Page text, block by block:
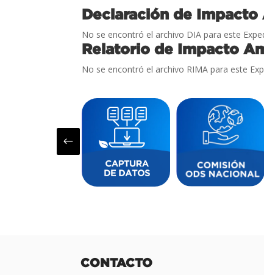
Declaración de Impacto
No se encontró el archivo DIA para este
Relatorio de Impacto
No se encontró el archivo RIMA para este
#
CONTACTO